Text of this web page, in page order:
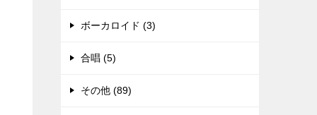
ボーカロイド (3)
合唱 (5)
その他 (89)